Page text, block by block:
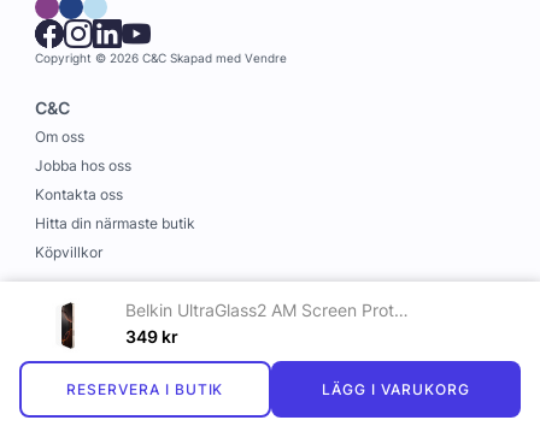
Belkin UltraGlass2 AM Screen Protector - iPhone 17 Pro Max - Maskinglas
349 kr
RESERVERA I BUTIK LÄGG I VARUKORG
Copyright © 2026 C&C Skapad med Vendre
C&C
Om oss
Jobba hos oss
Kontakta oss
Hitta din närmaste butik
Köpvillkor
Information
Leverans och betalning
Cookies
Personuppgiftspolicy